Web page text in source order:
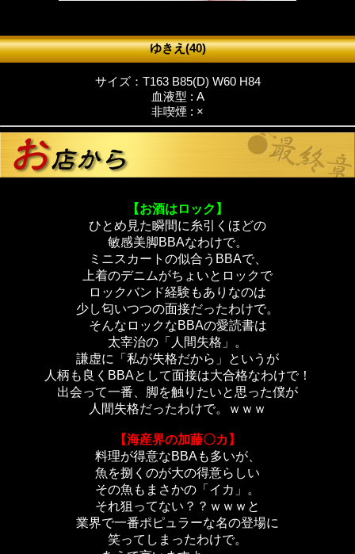
ゆきえ(40)
サイズ：T163 B85(D) W60 H84
血液型 : A
非喫煙 : ×
【お酒はロック】
ひとめ見た瞬間に糸引くほどの
敏感美脚BBAなわけで。
ミニスカートの似合うBBAで、
上着のデニムがちょいとロックで
ロックバンド経験もありなのは
少し匂いつつの面接だったわけで。
そんなロックなBBAの愛読書は
太宰治の「人間失格」。
謙虚に「私が失格だから」というが
人柄も良くBBAとして面接は大合格なわけで！
出会って一番、脚を触りたいと思った僕が
人間失格だったわけで。ｗｗｗ
【海産界の加藤〇カ】
料理が得意なBBAも多いが、
魚を捌くのが大の得意らしい
その魚もまさかの「イカ」。
それ狙ってない？？ｗｗｗと
業界で一番ポピュラーな名の登場に
笑ってしまったわけで。